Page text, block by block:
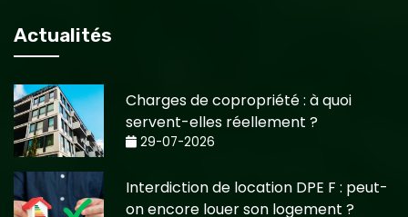
Actualités
Charges de copropriété : à quoi
servent-elles réellement ?
29-07-2026
Interdiction de location DPE F : peut-
on encore louer son logement ?